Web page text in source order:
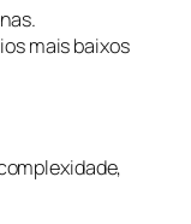
mais baixos